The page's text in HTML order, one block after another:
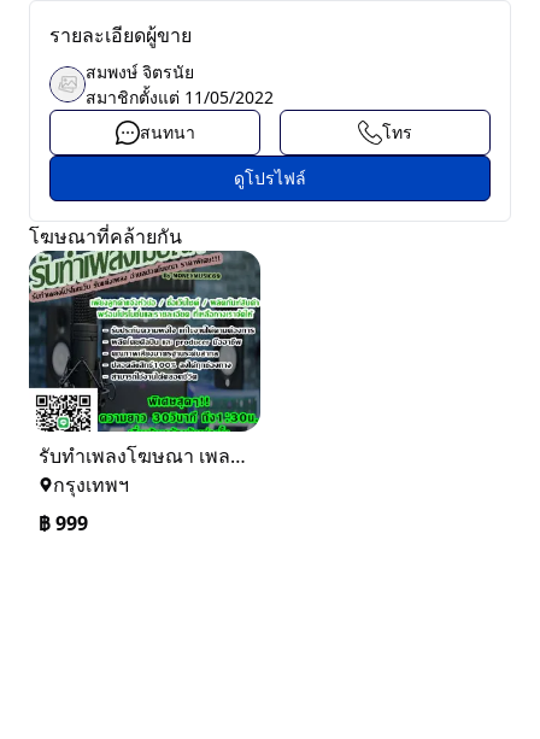
รายละเอียดผู้ขาย
สมพงษ์ จิตรนัย
สมาชิกตั้งแต่ 11/05/2022
สนทนา
โทร
ดูโปรไฟล์
โฆษณาที่คล้ายกัน
รับทำเพลงโฆษณา เพลงโปรโมทเว็บ รับแต่งเพลง อ่านสปอตโฆษณา ราคาพิเศษ
กรุงเทพฯ
฿999